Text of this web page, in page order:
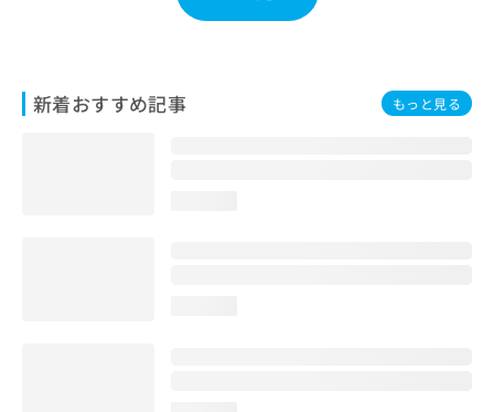
新着おすすめ記事 もっと見る
わ